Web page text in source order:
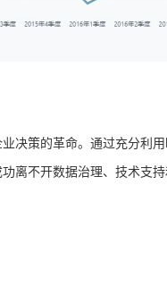
决策的革命。通过充分利
离不开数据治理、技术支